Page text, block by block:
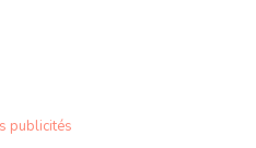
publicités